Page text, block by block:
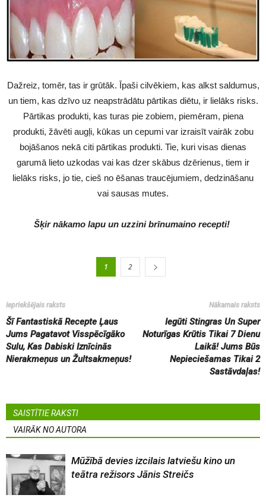
Dažreiz, tomēr, tas ir grūtāk. Īpaši cilvēkiem, kas alkst saldumus,
un tiem, kas dzīvo uz neapstrādātu pārtikas diētu, ir lielāks risks.
Pārtikas produkti, kas turas pie zobiem, piemēram, piena
produkti, žāvēti augļi, kūkas un cepumi var izraisīt vairāk zobu
bojāšanos nekā citi pārtikas produkti. Tie, kuri visas dienas
garumā lieto uzkodas vai kas dzer skābus dzērienus, tiem ir
lielāks risks, jo tie, cieš no ēšanas traucējumiem, dedzināšanu
vai sausas mutes.
Šķir nākamo lapu un uzzini brīnumaino recepti!
1 2
Iepriekšējais raksts
Šī Fantastiskā Recepte Ļaus
Jums Pagatavot Visspēcīgāko
Sulu, Kas Dabiski Iznīcinās
Nierakmeņus un Žultsakmeņus!
Nākamais raksts
Iegūti Stingras Un Super
Noturīgas Krūtis Tikai 7 Dienu
Laikā! Jums Būs
Nepieciešamas Tikai 2
Sastāvdaļas!
SAISTĪTIE RAKSTI
VAIRĀK NO AUTORA
Mūžībā devies izcilais latviešu kino un
teātra režisors Jānis Streičs